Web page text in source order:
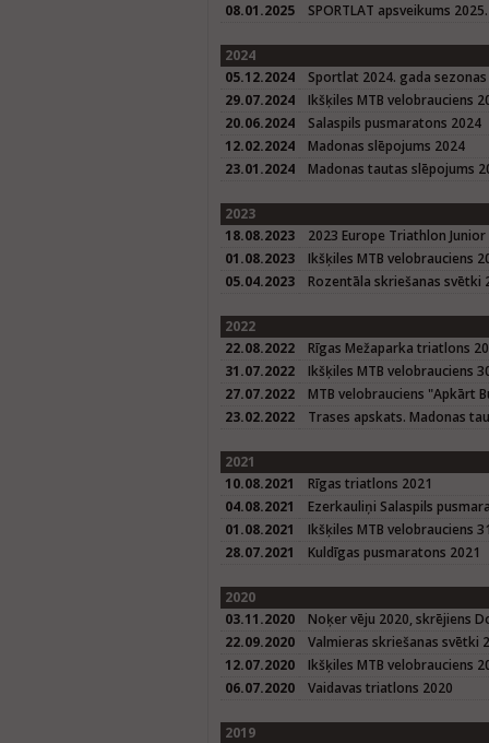
08.01.2025
SPORTLAT apsveikums
2024
05.12.2024
Sportlat 2024. gada
29.07.2024
Ikšķiles MTB velobrauciens
20.06.2024
Salaspils pusmaratons 2024
12.02.2024
Madonas slēpojums 2024
23.01.2024
Madonas tautas slēpojums
2023
18.08.2023
2023 Europe Triathlon Junior
01.08.2023
Ikšķiles MTB velobrauciens
05.04.2023
Rozentāla skriešanas svētki
2022
22.08.2022
Rīgas Mežaparka triatlons
31.07.2022
Ikšķiles MTB velobrauciens
27.07.2022
MTB velobrauciens "Apkārt
23.02.2022
Trases apskats. Madonas
2021
10.08.2021
Rīgas triatlons 2021
04.08.2021
Ezerkauliņi Salaspils
01.08.2021
Ikšķiles MTB velobrauciens
28.07.2021
Kuldīgas pusmaratons 2021
2020
03.11.2020
Noķer vēju 2020, skrējiens
22.09.2020
Valmieras skriešanas svētki
12.07.2020
Ikšķiles MTB velobrauciens
06.07.2020
Vaidavas triatlons 2020
2019